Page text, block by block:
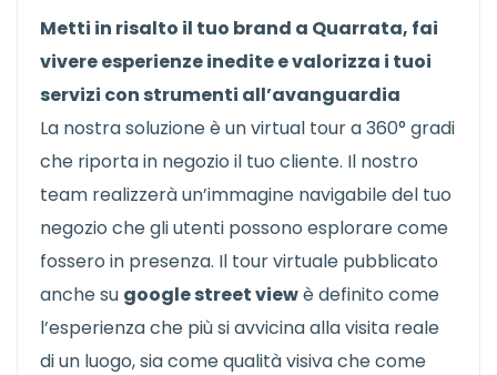
Metti in risalto il tuo brand a Quarrata, fai
vivere esperienze inedite e valorizza i tuoi
servizi con strumenti all’avanguardia
La nostra soluzione è un virtual tour a 360° gradi
che riporta in negozio il tuo cliente. Il nostro
team realizzerà un’immagine navigabile del tuo
negozio che gli utenti possono esplorare come
fossero in presenza. Il tour virtuale pubblicato
anche su google street viewè definito come
l’esperienza che più si avvicina alla visita reale
di un luogo, sia come qualità visiva che come